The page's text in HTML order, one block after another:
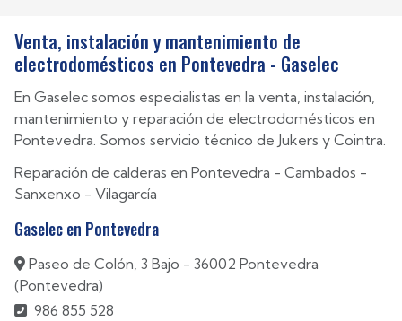
Venta, instalación y mantenimiento de
electrodomésticos en Pontevedra - Gaselec
En Gaselec somos especialistas en la venta, instalación,
mantenimiento y reparación de electrodomésticos en
Pontevedra. Somos servicio técnico de Jukers y Cointra.
Reparación de calderas en Pontevedra - Cambados -
Sanxenxo - Vilagarcía
Gaselec en Pontevedra
Paseo de Colón, 3 Bajo - 36002 Pontevedra
(Pontevedra)
986 855 528